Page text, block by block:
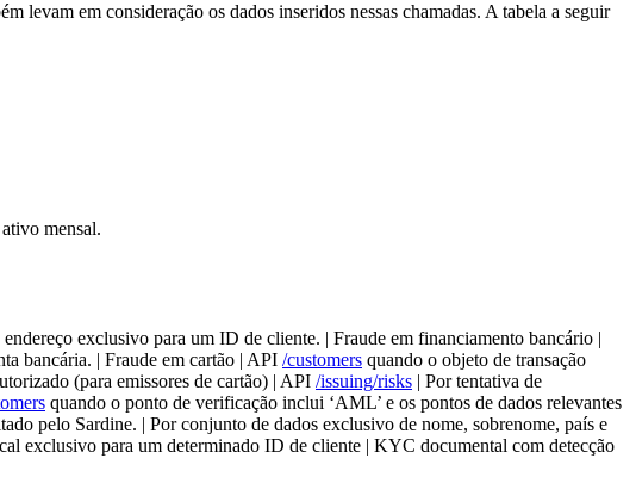
levam em consideração os dados inseridos nessas chamadas. A tabela a seguir
mensal.
exclusivo para um ID de cliente. | Fraude em financiamento bancário |
bancária. | Fraude em cartão | API /customers quando o objeto de transação
(para emissores de cartão) | API /issuing/risks | Por tentativa de
quando o ponto de verificação inclui ‘AML’ e os pontos de dados relevantes
pelo Sardine. | Por conjunto de dados exclusivo de nome, sobrenome, país e
exclusivo para um determinado ID de cliente | KYC documental com detecção